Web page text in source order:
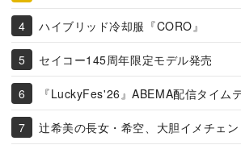
ハイブリッド冷却服『CORO』
セイコー145周年限定モデル発売
『LuckyFes'26』ABEMA配信タイム
辻希美の長女・希空、大胆イメチェン